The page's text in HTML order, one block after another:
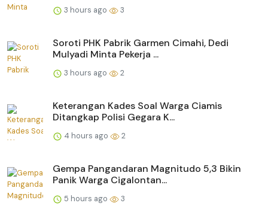
3 hours ago 3
Soroti PHK Pabrik Garmen Cimahi, Dedi
Mulyadi Minta Pekerja ...
3 hours ago 2
Keterangan Kades Soal Warga Ciamis
Ditangkap Polisi Gegara K...
4 hours ago 2
Gempa Pangandaran Magnitudo 5,3 Bikin
Panik Warga Cigalontan...
5 hours ago 3